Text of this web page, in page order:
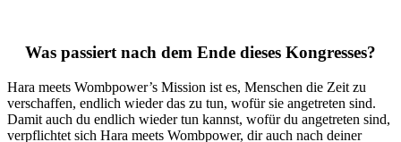
Was passiert nach dem Ende dieses Kongresses?
Hara meets Wombpower’s Mission ist es, Menschen die Zeit zu
verschaffen, endlich wieder das zu tun, wofür sie angetreten sind.
Damit auch du endlich wieder tun kannst, wofür du angetreten sind,
verpflichtet sich Hara meets Wombpower, dir auch nach deiner